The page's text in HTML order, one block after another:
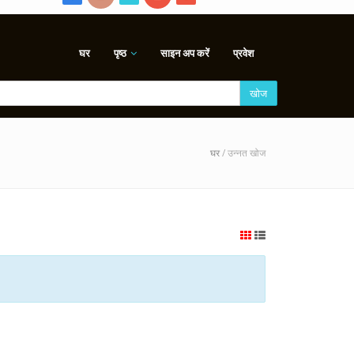
घर पृष्ठ साइन अप करें प्रवेश
खोज
घर/ उन्नत खोज